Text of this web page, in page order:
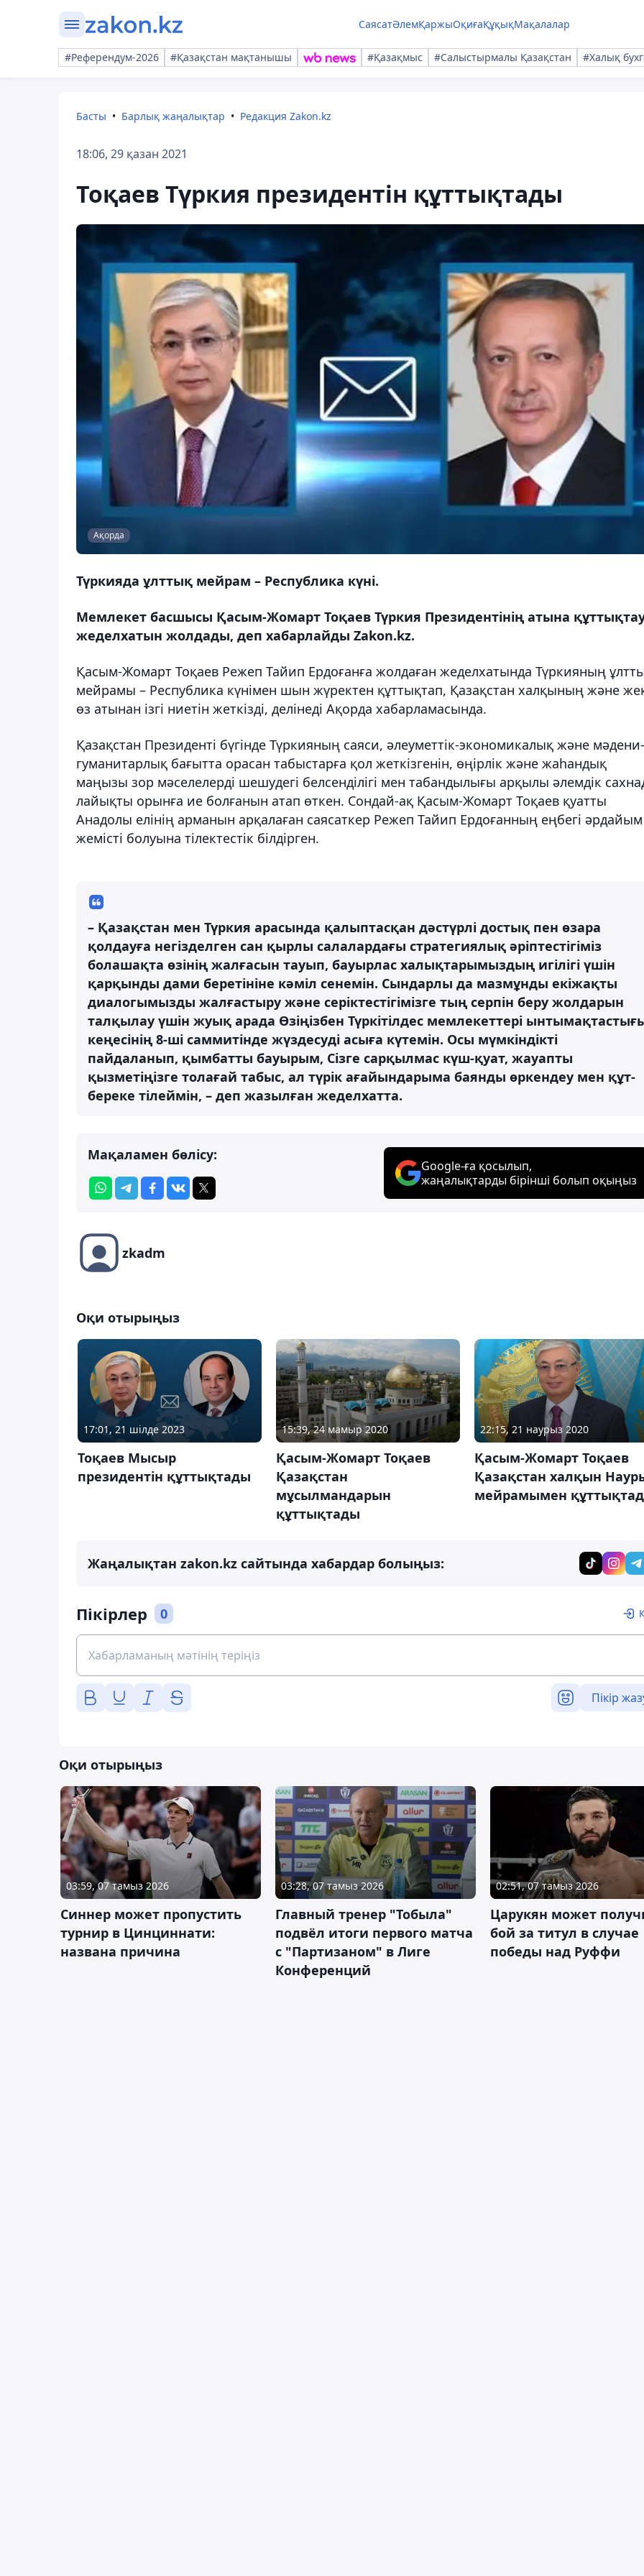
СаясатӘлемҚаржыОқиғаҚұқықМақалалар
#Референдум-2026 #Қазақстан мақтанышы #Қазақмыс #Салыстырмалы Қазақстан #Халық
Басты Барлық жаңалықтар Редакция Zakon.kz
18:06, 29 қазан 2021
Тоқаев Түркия президентін құттықтады
Ақорда
Түркияда ұлттық мейрам – Республика күні.
Мемлекет басшысы Қасым-Жомарт Тоқаев Түркия Президентінің атына
жеделхатын жолдады, деп хабарлайды Zakon.kz.
Қасым-Жомарт Тоқаев Режеп Тайип Ердоғанға жолдаған жеделхатында Түркияның
мейрамы – Республика күнімен шын жүректен құттықтап, Қазақстан халқының және
өз атынан ізгі ниетін жеткізді, делінеді Ақорда хабарламасында.
Қазақстан Президенті бүгінде Түркияның саяси, әлеуметтік-экономикалық және мәдени-
гуманитарлық бағытта орасан табыстарға қол жеткізгенін, өңірлік және жаһандық
маңызы зор мәселелерді шешудегі белсенділігі мен табандылығы арқылы әлемдік
лайықты орынға ие болғанын атап өткен. Сондай-ақ Қасым-Жомарт Тоқаев қуатты
Анадолы елінің арманын арқалаған саясаткер Режеп Тайип Ердоғанның еңбегі әрдайым
жемісті болуына тілектестік білдірген.
– Қазақстан мен Түркия арасында қалыптасқан дәстүрлі достық пен өзара
қолдауға негізделген сан қырлы салалардағы стратегиялық әріптестігіміз
болашақта өзінің жалғасын тауып, бауырлас халықтарымыздың игілігі үшін
қарқынды дами беретініне кәміл сенемін. Сындарлы да мазмұнды екіжақты
диалогымызды жалғастыру және серіктeстігімізге тың серпін беру жолдарын
талқылау үшін жуық арада Өзіңізбен Түркітілдес мемлекеттері
кеңесінің 8-ші саммитінде жүздесуді асыға күтемін. Осы мүмкіндікті
пайдаланып, қымбатты бауырым, Сізге сарқылмас күш-қуат, жауапты
қызметіңізге толағай табыс, ал түрік ағайындарыма баянды өркендеу мен құт-
береке тілеймін, – деп жазылған жеделхатта.
Мақаламен бөлісу:
Google-ға қосылып,
жаңалықтарды бірінші болып оқыңыз
zkadm
Оқи отырыңыз
17:01, 21 шілде 2023
Тоқаев Мысыр
президентін құттықтады
15:39, 24 мамыр 2020
Қасым-Жомарт Тоқаев
Қазақстан
мұсылмандарын
құттықтады
22:15, 21 наурыз 2020
Қасым-Жомарт Тоқаев
Қазақстан халқын
мейрамымен
Жаңалықтан zakon.kz сайтында хабардар болыңыз:
Пікірлер 0
Пікір
Оқи отырыңыз
03:59, 07 тамыз 2026
Синнер может пропустить
турнир в Цинциннати:
названа причина
03:28, 07 тамыз 2026
Главный тренер "Тобыла"
подвёл итоги первого матча
с "Партизаном" в Лиге
Конференций
02:51, 07 тамыз 2026
Царукян может
бой за титул в случае
победы над Руффи